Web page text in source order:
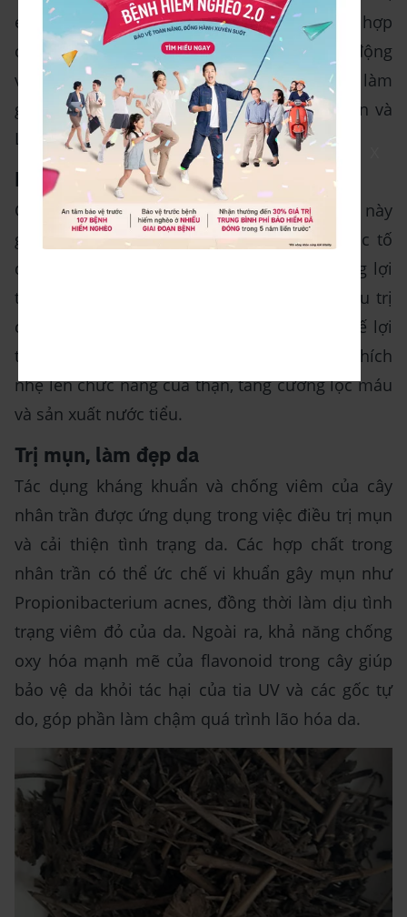
enzyme quan trọng trong quá trình tổng hợp
cholesterol trong cơ thể. Nghiên cứu trên động
vật cho thấy chiết xuất nhân trần có thể làm
giảm đáng kể nồng độ cholesterol toàn phần và
LDL-cholesterol trong máu.
Lợi tiểu
Cây nhân trần có tác dụng lợi tiểu nhẹ. Điều này
giúp cơ thể đào thải các chất cặn bã và độc tố
qua đường tiểu tiện hiệu quả hơn. Tác dụng lợi
tiểu của nhân trần còn góp phần hỗ trợ điều trị
các bệnh về thận và đường tiết niệu. Cơ chế lợi
tiểu của nhân trần được cho là do sự kích thích
nhẹ lên chức năng của thận, tăng cường lọc máu
và sản xuất nước tiểu.
Trị mụn, làm đẹp da
Tác dụng kháng khuẩn và chống viêm của cây
nhân trần được ứng dụng trong việc điều trị mụn
và cải thiện tình trạng da. Các hợp chất trong
nhân trần có thể ức chế vi khuẩn gây mụn như
Propionibacterium acnes, đồng thời làm dịu tình
trạng viêm đỏ của da. Ngoài ra, khả năng chống
oxy hóa mạnh mẽ của flavonoid trong cây giúp
bảo vệ da khỏi tác hại của tia UV và các gốc tự
do, góp phần làm chậm quá trình lão hóa da.